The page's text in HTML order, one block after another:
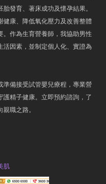
發育、著床成功及懷孕結果。
康、降低氧化壓力及改善整體
作為生育營養師，我協助男性
活因素，並制定個人化、實證為
準備接受試管嬰兒療程，專業營
精子健康。立即預約諮詢，了
職之路。
肌